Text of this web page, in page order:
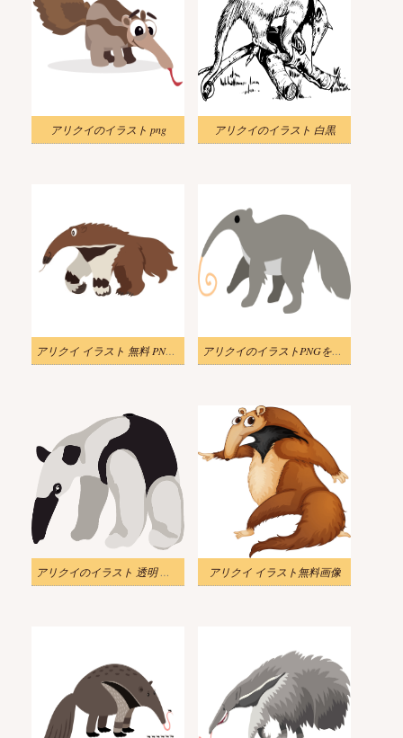
アリクイのイラスト png アリクイのイラスト 白黒
アリクイ イラスト 無料 PNG 画像 アリクイのイラストPNGをダウンロード
アリクイのイラスト 透明 ダウンロード 2 アリクイ イラスト無料画像